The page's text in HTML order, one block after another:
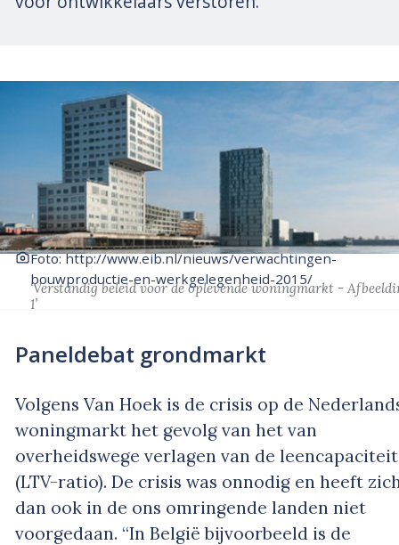
Foto: http://www.eib.nl/nieuws/verwachtingen-
bouwproductie-en-werkgelegenheid-2015/
‘Verstandig beleid voor de oplevende woningmarkt -
1’
Paneldebat grondmarkt
Volgens Van Hoek is de crisis op de
woningmarkt het gevolg van het van
overheidswege verlagen van de leencapaciteit
(LTV-ratio). De crisis was onnodig en heeft
dan ook in de ons omringende landen niet
voorgedaan. “In België bijvoorbeeld is de